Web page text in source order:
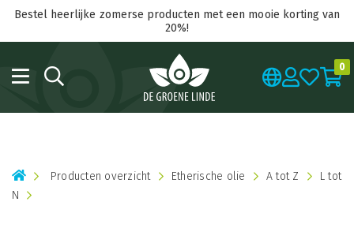
Bestel heerlijke zomerse producten met een mooie korting van
20%!
0
Producten overzicht Etherische olie A tot Z
L tot
N